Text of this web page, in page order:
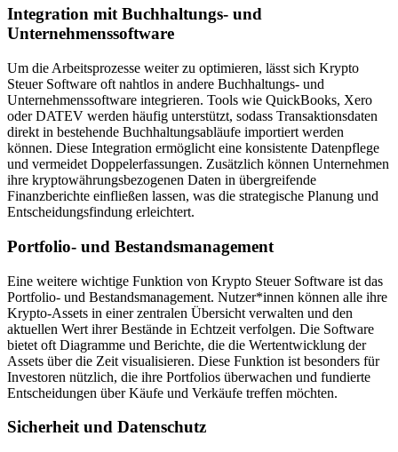
Integration mit Buchhaltungs- und
Unternehmenssoftware
Um die Arbeitsprozesse weiter zu optimieren, lässt sich Krypto
Steuer Software oft nahtlos in andere Buchhaltungs- und
Unternehmenssoftware integrieren. Tools wie QuickBooks, Xero
oder DATEV werden häufig unterstützt, sodass Transaktionsdaten
direkt in bestehende Buchhaltungsabläufe importiert werden
können. Diese Integration ermöglicht eine konsistente Datenpflege
und vermeidet Doppelerfassungen. Zusätzlich können Unternehmen
ihre kryptowährungsbezogenen Daten in übergreifende
Finanzberichte einfließen lassen, was die strategische Planung und
Entscheidungsfindung erleichtert.
Portfolio- und Bestandsmanagement
Eine weitere wichtige Funktion von Krypto Steuer Software ist das
Portfolio- und Bestandsmanagement. Nutzer*innen können alle ihre
Krypto-Assets in einer zentralen Übersicht verwalten und den
aktuellen Wert ihrer Bestände in Echtzeit verfolgen. Die Software
bietet oft Diagramme und Berichte, die die Wertentwicklung der
Assets über die Zeit visualisieren. Diese Funktion ist besonders für
Investoren nützlich, die ihre Portfolios überwachen und fundierte
Entscheidungen über Käufe und Verkäufe treffen möchten.
Sicherheit und Datenschutz